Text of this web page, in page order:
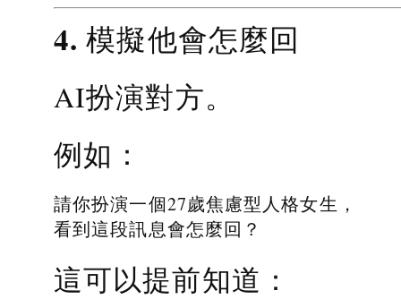
4. 模擬他會怎麼回
AI扮演對方。
例如：
請你扮演一個27歲焦慮型人格女生，
看到這段訊息會怎麼回？
這可以提前知道：